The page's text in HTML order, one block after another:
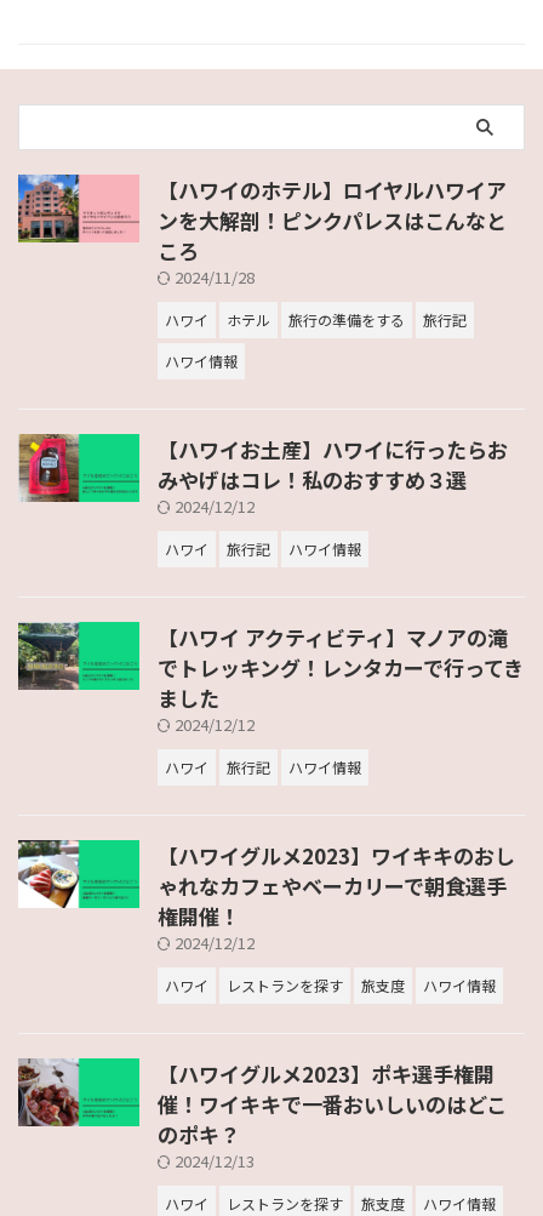
【ハワイのホテル】ロイヤルハワイア
ンを大解剖！ピンクパレスはこんなと
ころ
2024/11/28
ハワイ ホテル 旅行の準備をする
旅行記
ハワイ情報
【ハワイお土産】ハワイに行ったらお
みやげはコレ！私のおすすめ３選
2024/12/12
ハワイ 旅行記 ハワイ情報
【ハワイ アクティビティ】マノアの滝
でトレッキング！レンタカーで行ってき
ました
2024/12/12
ハワイ 旅行記 ハワイ情報
【ハワイグルメ2023】ワイキキのおし
ゃれなカフェやベーカリーで朝食選手
権開催！
2024/12/12
ハワイ レストランを探す 旅支度 ハワイ情報
【ハワイグルメ2023】ポキ選手権開
催！ワイキキで一番おいしいのはどこ
のポキ？
2024/12/13
ハワイ レストランを探す 旅支度 ハワイ情報